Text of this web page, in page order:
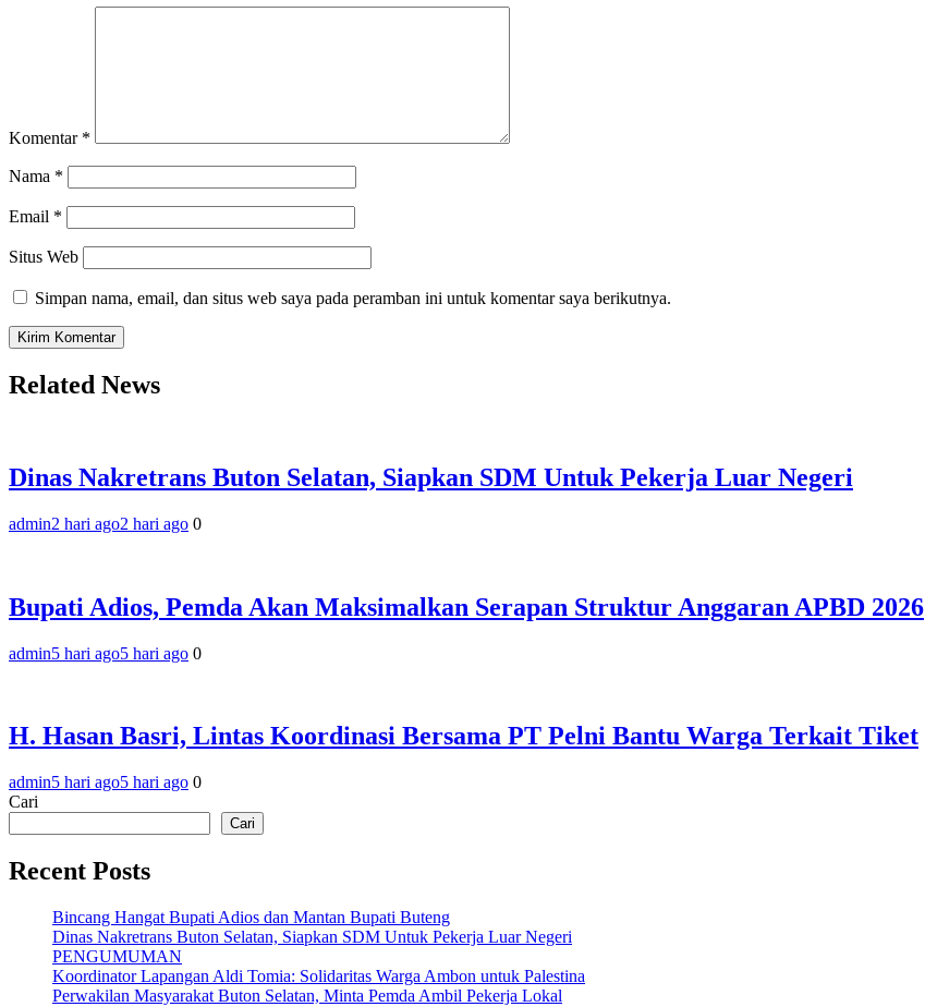
Komentar *
Nama *
Email *
Situs Web
Simpan nama, email, dan situs web saya pada peramban ini untuk komentar saya berikutnya.
Related News
Dinas Nakretrans Buton Selatan, Siapkan SDM Untuk Pekerja Luar Negeri
admin2 hari ago2 hari ago 0
Bupati Adios, Pemda Akan Maksimalkan Serapan Struktur Anggaran APBD 2026
admin5 hari ago5 hari ago 0
H. Hasan Basri, Lintas Koordinasi Bersama PT Pelni Bantu Warga Terkait Tiket
admin5 hari ago5 hari ago 0
Cari
Cari
Recent Posts
Bincang Hangat Bupati Adios dan Mantan Bupati Buteng
Dinas Nakretrans Buton Selatan, Siapkan SDM Untuk Pekerja Luar Negeri
PENGUMUMAN
Koordinator Lapangan Aldi Tomia: Solidaritas Warga Ambon untuk Palestina
Perwakilan Masyarakat Buton Selatan, Minta Pemda Ambil Pekerja Lokal